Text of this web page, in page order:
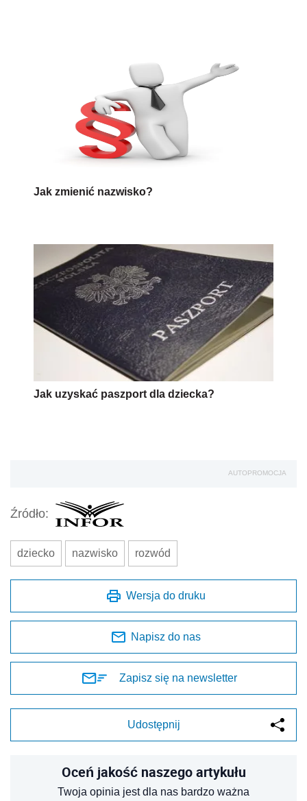
Jak zmienić nazwisko?
Jak uzyskać paszport dla dziecka?
AUTOPROMOCJA
Źródło:
dziecko nazwisko rozwód
Wersja do druku
Napisz do nas
Zapisz się na newsletter
Udostępnij
Oceń jakość naszego artykułu
Twoja opinia jest dla nas bardzo ważna